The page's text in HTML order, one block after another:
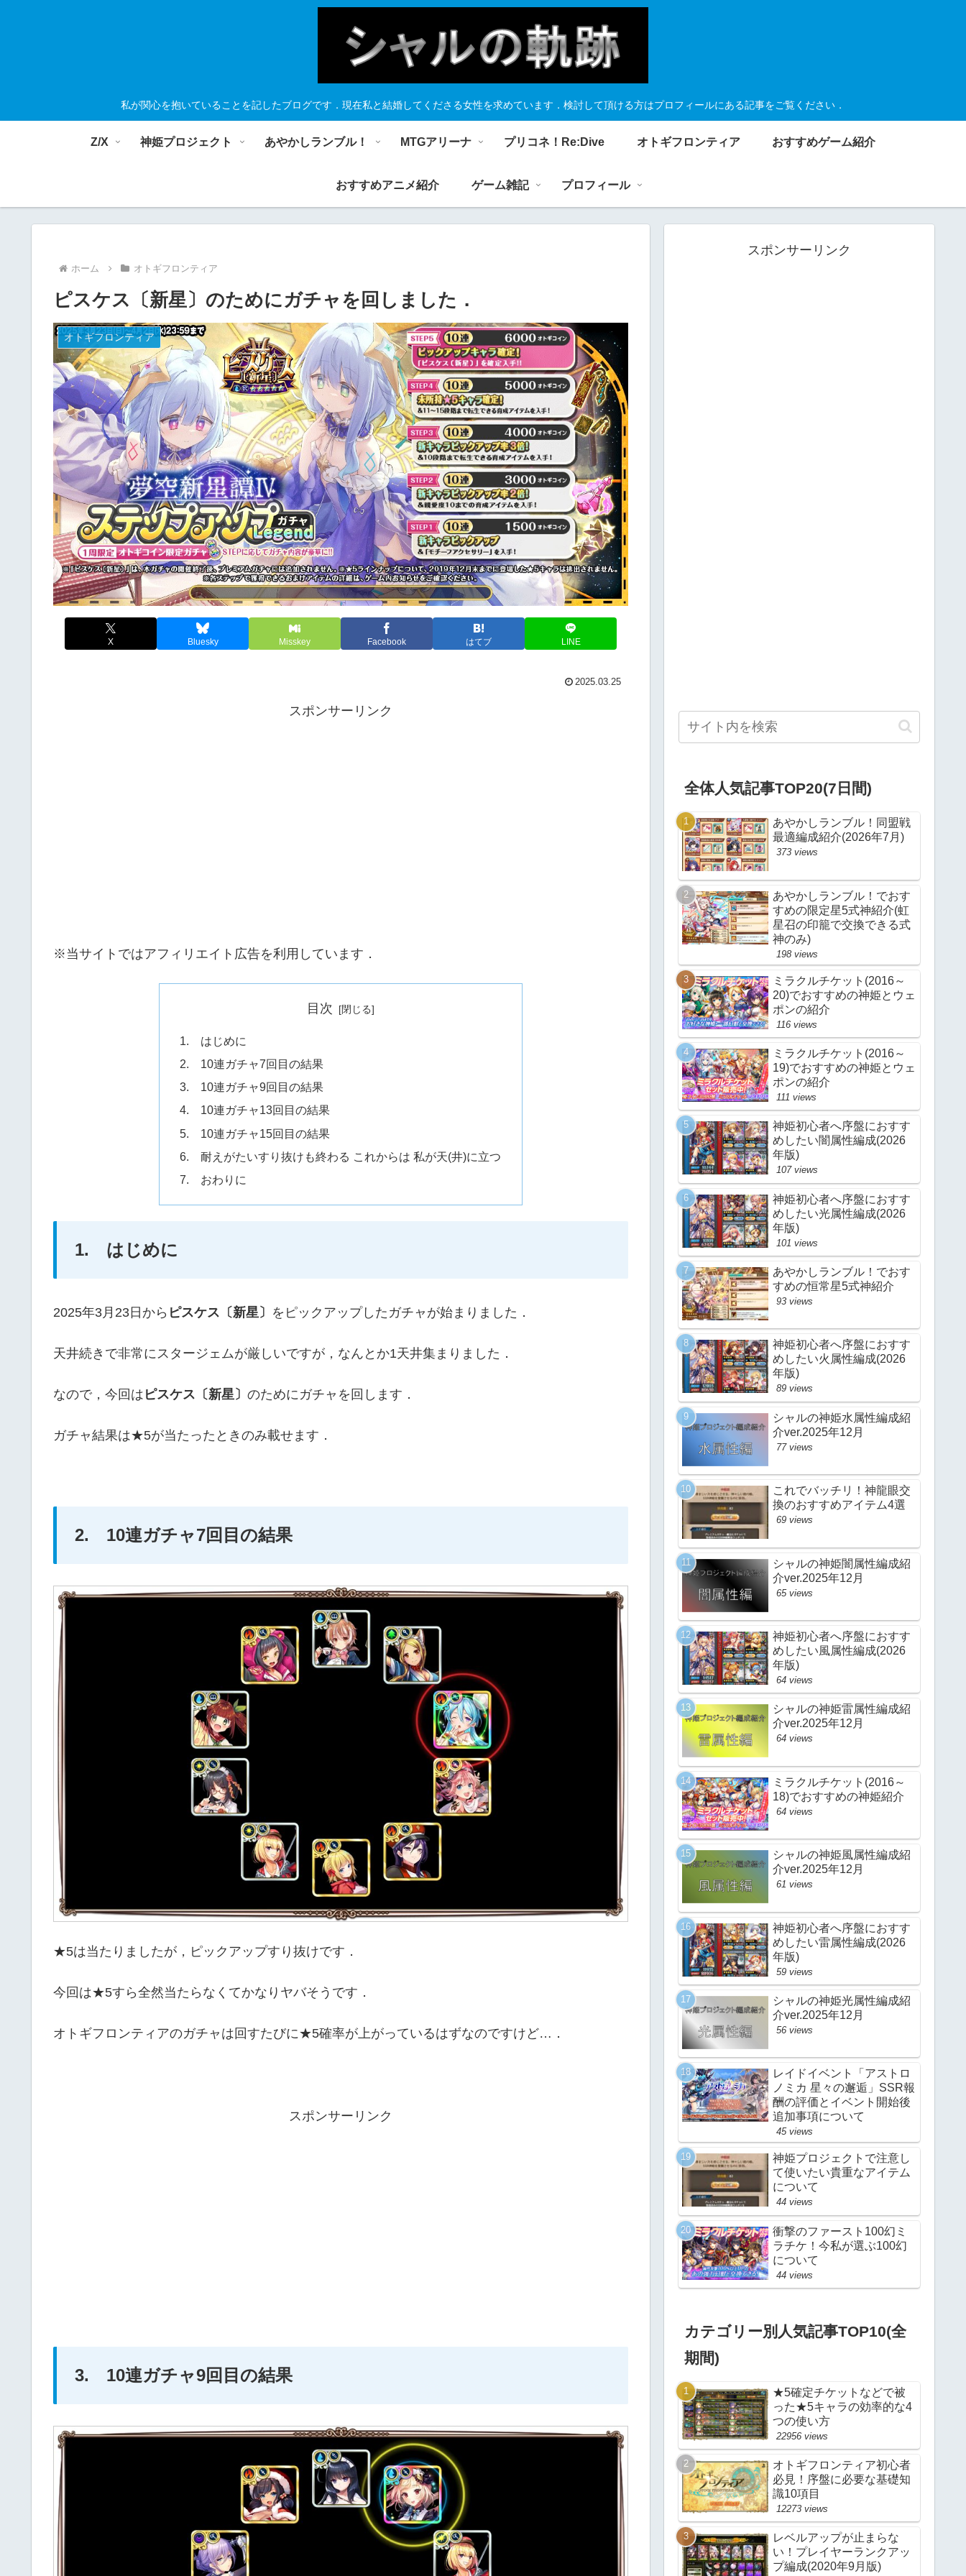
私が関心を抱いていることを記したブログです．現在私と結婚してくださる女性を求めています．検討して頂ける方はプロフィールにある記事をご覧ください．
Z/X 神姫プロジェクト あやかしランブル！ MTGアリーナ プリコネ！Re:Dive オトギフロンティア おすすめゲーム紹介
おすすめアニメ紹介 ゲーム雑記 プロフィール
ホーム オトギフロンティア
ピスケス〔新星〕のためにガチャを回しました．
オトギフロンティア
X Bluesky Misskey Facebook はてブ LINE
2025.03.25
スポンサーリンク
※当サイトではアフィリエイト広告を利用しています．
目次
1. はじめに
2. 10連ガチャ7回目の結果
3. 10連ガチャ9回目の結果
4. 10連ガチャ13回目の結果
5. 10連ガチャ15回目の結果
6. 耐えがたいすり抜けも終わる これからは 私が天(井)に立つ
7. おわりに
1. はじめに
2025年3月23日から ピスケス〔新星〕 をピックアップしたガチャが始まりました．
天井続きで非常にスタージェムが厳しいですが，なんとか1天井集まりました．
なので，今回は ピスケス〔新星〕 のためにガチャを回します．
ガチャ結果は★5が当たったときのみ載せます．
2. 10連ガチャ7回目の結果
★5は当たりましたが，ピックアップすり抜けです．
今回は★5すら全然当たらなくてかなりヤバそうです．
オトギフロンティアのガチャは回すたびに★5確率が上がっているはずなのですけど…．
スポンサーリンク
3. 10連ガチャ9回目の結果
スポンサーリンク
全体人気記事TOP20(7日間)
あやかしランブル！同盟戦
最適編成紹介(2026年7月)
373 views
あやかしランブル！でおす
すめの限定星5式神紹介(虹
星召の印籠で交換できる式
神のみ)
198 views
ミラクルチケット(2016～
20)でおすすめの神姫とウェ
ポンの紹介
116 views
ミラクルチケット(2016～
19)でおすすめの神姫とウェ
ポンの紹介
111 views
神姫初心者へ序盤におすす
めしたい闇属性編成(2026
年版)
107 views
神姫初心者へ序盤におすす
めしたい光属性編成(2026
年版)
101 views
あやかしランブル！でおす
すめの恒常星5式神紹介
93 views
神姫初心者へ序盤におすす
めしたい火属性編成(2026
年版)
89 views
シャルの神姫水属性編成紹
介ver.2025年12月
77 views
これでバッチリ！神龍眼交
換のおすすめアイテム4選
69 views
シャルの神姫闇属性編成紹
介ver.2025年12月
65 views
神姫初心者へ序盤におすす
めしたい風属性編成(2026
年版)
64 views
シャルの神姫雷属性編成紹
介ver.2025年12月
64 views
ミラクルチケット(2016～
18)でおすすめの神姫紹介
64 views
シャルの神姫風属性編成紹
介ver.2025年12月
61 views
神姫初心者へ序盤におすす
めしたい雷属性編成(2026
年版)
59 views
シャルの神姫光属性編成紹
介ver.2025年12月
56 views
レイドイベント「アストロ
ノミカ 星々の邂逅」SSR報
酬の評価とイベント開始後
追加事項について
45 views
神姫プロジェクトで注意し
て使いたい貴重なアイテム
について
44 views
衝撃のファースト100幻ミ
ラチケ！今私が選ぶ100幻
について
44 views
カテゴリー別人気記事TOP10(全
期間)
★5確定チケットなどで被
った★5キャラの効率的な4
つの使い方
22956 views
オトギフロンティア初心者
必見！序盤に必要な基礎知
識10項目
12273 views
レベルアップが止まらな
い！プレイヤーランクアッ
プ編成(2020年9月版)